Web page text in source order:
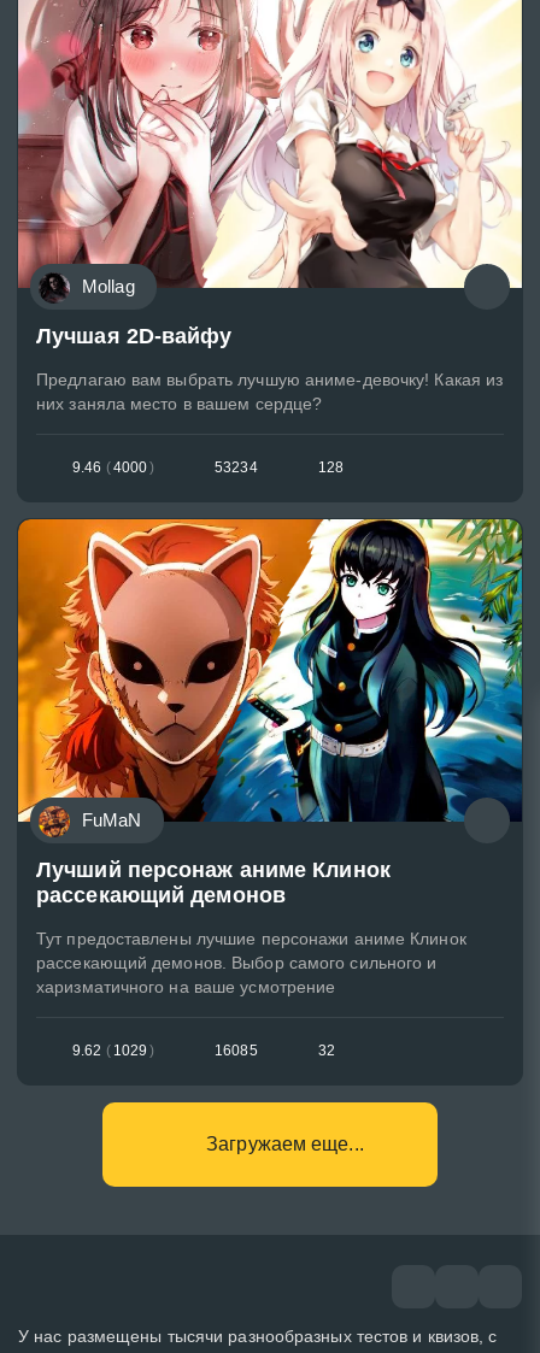
Mollag
Лучшая 2D-вайфу
Предлагаю вам выбрать лучшую аниме-девочку! Какая из
них заняла место в вашем сердце?
9.46 (4000) 53234 128
FuMaN
Лучший персонаж аниме Клинок
рассекающий демонов
Тут предоставлены лучшие персонажи аниме Клинок
рассекающий демонов. Выбор самого сильного и
харизматичного на ваше усмотрение
9.62 ( 1029 ) 16085 32
Загружаем еще...
У нас размещены тысячи разнообразных тестов и квизов, с